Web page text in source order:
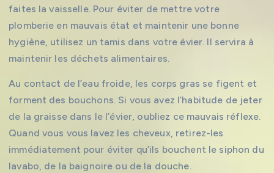
faites la vaisselle. Pour éviter de mettre votre
plomberie en mauvais état et maintenir une bonne
hygiène, utilisez un tamis dans votre évier. Il servira à
maintenir les déchets alimentaires.
Au contact de l’eau froide, les corps gras se figent et
forment des bouchons. Si vous avez l’habitude de jeter
de la graisse dans le l’évier, oubliez ce mauvais réflexe.
Quand vous vous lavez les cheveux, retirez-les
immédiatement pour éviter qu’ils bouchent le siphon du
lavabo, de la baignoire ou de la douche.